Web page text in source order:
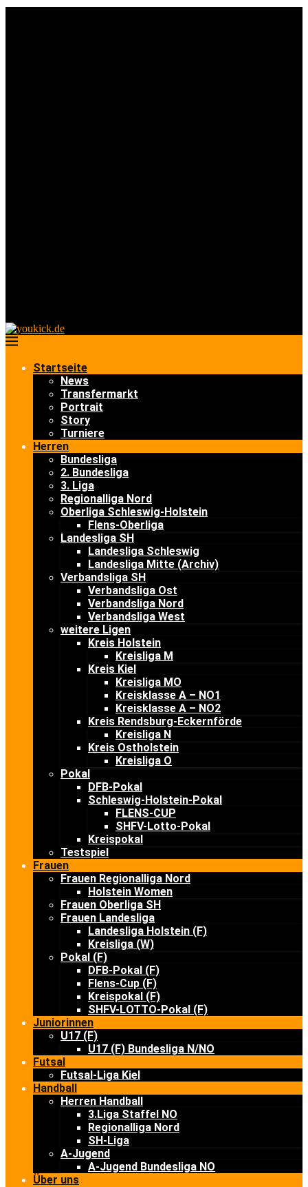
Startseite
News
Transfermarkt
Portrait
Story
Turniere
Herren
Bundesliga
2. Bundesliga
3. Liga
Regionalliga Nord
Oberliga Schleswig-Holstein
Flens-Oberliga
Landesliga SH
Landesliga Schleswig
Landesliga Mitte (Archiv)
Verbandsliga SH
Verbandsliga Ost
Verbandsliga Nord
Verbandsliga West
weitere Ligen
Kreis Holstein
Kreisliga M
Kreis Kiel
Kreisliga MO
Kreisklasse A – NO1
Kreisklasse A – NO2
Kreis Rendsburg-Eckernförde
Kreisliga N
Kreis Ostholstein
Kreisliga O
Pokal
DFB-Pokal
Schleswig-Holstein-Pokal
FLENS-CUP
SHFV-Lotto-Pokal
Kreispokal
Testspiel
Frauen
Frauen Regionalliga Nord
Holstein Women
Frauen Oberliga SH
Frauen Landesliga
Landesliga Holstein (F)
Kreisliga (W)
Pokal (F)
DFB-Pokal (F)
Flens-Cup (F)
Kreispokal (F)
SHFV-LOTTO-Pokal (F)
Juniorinnen
U17 (F)
U17 (F) Bundesliga N/NO
Futsal
Futsal-Liga Kiel
Handball
Herren Handball
3.Liga Staffel NO
Regionalliga Nord
SH-Liga
A-Jugend
A-Jugend Bundesliga NO
Über uns